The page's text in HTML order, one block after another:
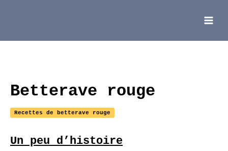
Main
Menu
Betterave rouge
Recettes de betterave rouge
Un peu d’histoire